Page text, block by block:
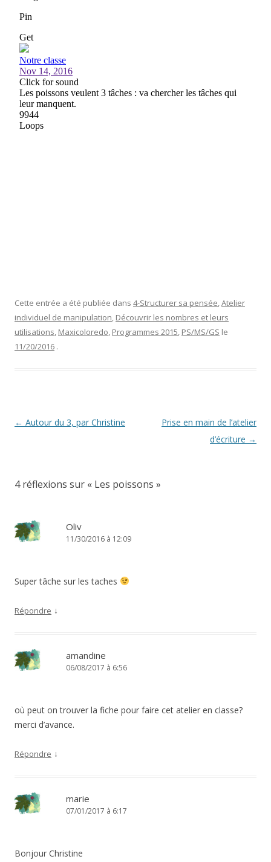
Cette entrée a été publiée dans 4-Structurer sa pensée,Atelier
individuel de manipulation, Découvrir les nombres et leurs
utilisations, Maxicoloredo, Programmes 2015, PS/MS/GS le
11/20/2016 .
Navigation
← Autour du 3, par Christine
Prise en main de l’atelier
d’écriture →
4 réflexions sur « Les poissons »
Oliv
11/30/2016 à 12:09
Super tâche sur les taches
Répondre ↓
amandine
06/08/2017 à 6:56
où peut on trouver la fiche pour faire cet atelier en classe?
merci d’avance.
Répondre ↓
marie
07/01/2017 à 6:17
Bonjour Christine